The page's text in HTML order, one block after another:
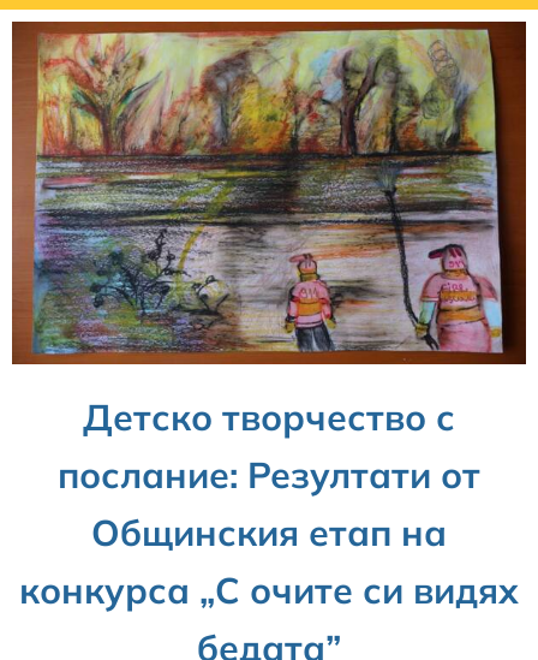
Детско творчество с
послание: Резултати от
Общинския етап на
конкурса „С очите си видях
бедата”